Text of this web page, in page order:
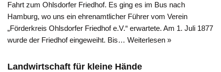
Fahrt zum Ohlsdorfer Friedhof. Es ging es im Bus nach
Hamburg, wo uns ein ehrenamtlicher Führer vom Verein
„Förderkreis Ohlsdorfer Friedhof e.V.“ erwartete. Am 1. Juli 1877
wurde der Friedhof eingeweiht. Bis… Weiterlesen »
Landwirtschaft für kleine Hände